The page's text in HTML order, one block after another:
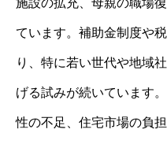
ています。補助金制度や
り、特に若い世代や地域
げる試みが続いています
性の不足、住宅市場の負